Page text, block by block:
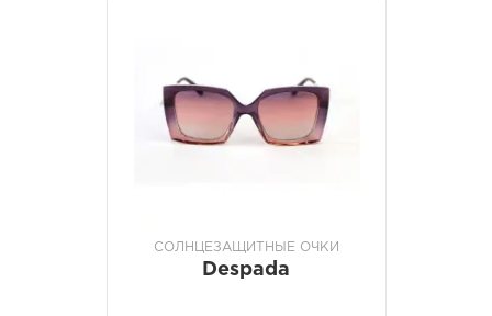
СОЛНЦЕЗАЩИТНЫЕ ОЧКИ
Despada